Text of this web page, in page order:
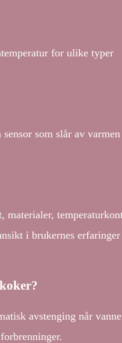
for ulike typer
som slår av
materialer,
i brukernes erfaringer
avstenging når